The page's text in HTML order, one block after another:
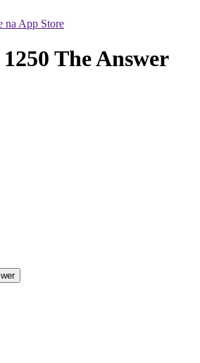
na App Store
The Answer